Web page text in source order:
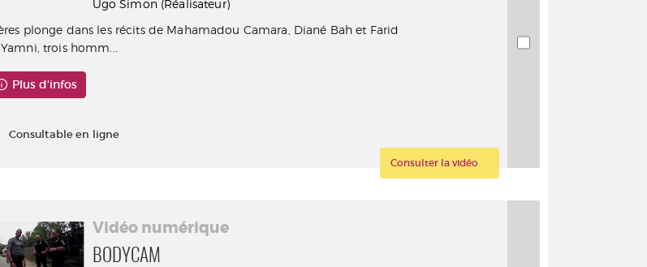
Ugo Simon (Réalisateur)
plonge dans les récits de Mahamadou Camara, Diané Bah et Farid
trois homm...
Plus d'infos
Consultable en ligne
Consulter la vidéo
Vidéo numérique
BODYCAM